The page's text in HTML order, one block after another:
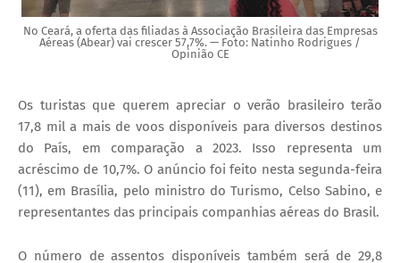
No Ceará, a oferta das filiadas à Associação Brasileira das Empresas
Aéreas (Abear) vai crescer 57,7%. — Foto: Natinho Rodrigues /
Opinião CE
Os turistas que querem apreciar o verão brasileiro terão
17,8 mil a mais de voos disponíveis para diversos destinos
do País, em comparação a 2023. Isso representa um
acréscimo de 10,7%. O anúncio foi feito nesta segunda-feira
(11), em Brasília, pelo ministro do Turismo, Celso Sabino, e
representantes das principais companhias aéreas do Brasil.
O número de assentos disponíveis também será de 29,8